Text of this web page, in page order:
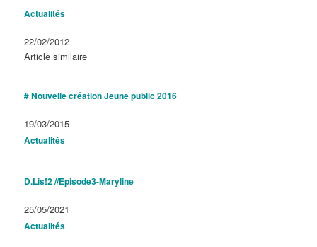
Actualités
Date
22/02/2012
Par rapport à
Article similaire
# Nouvelle création Jeune public 2016
Date
19/03/2015
Par rapport à
Actualités
D.Lis!2 //Episode3-Maryline
Date
25/05/2021
Par rapport à
Actualités